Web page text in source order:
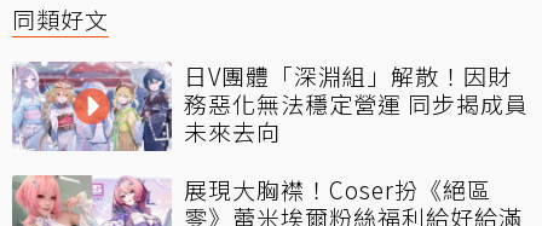
同類好文
日V團體「深淵組」解散！因財
務惡化無法穩定營運 同步揭成員
未來去向
展現大胸襟！Coser扮《絕區
零》蕾米埃爾粉絲福利給好給滿